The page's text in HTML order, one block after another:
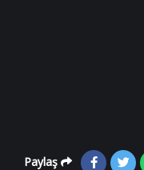
Paylaş